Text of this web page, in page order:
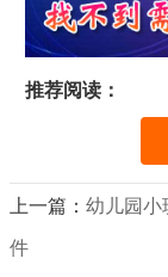
推荐阅读：
上一篇：幼儿园小
件